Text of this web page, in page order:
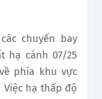
chuyến bay
hạ cánh 07/25
phía khu vực
hạ thấp độ